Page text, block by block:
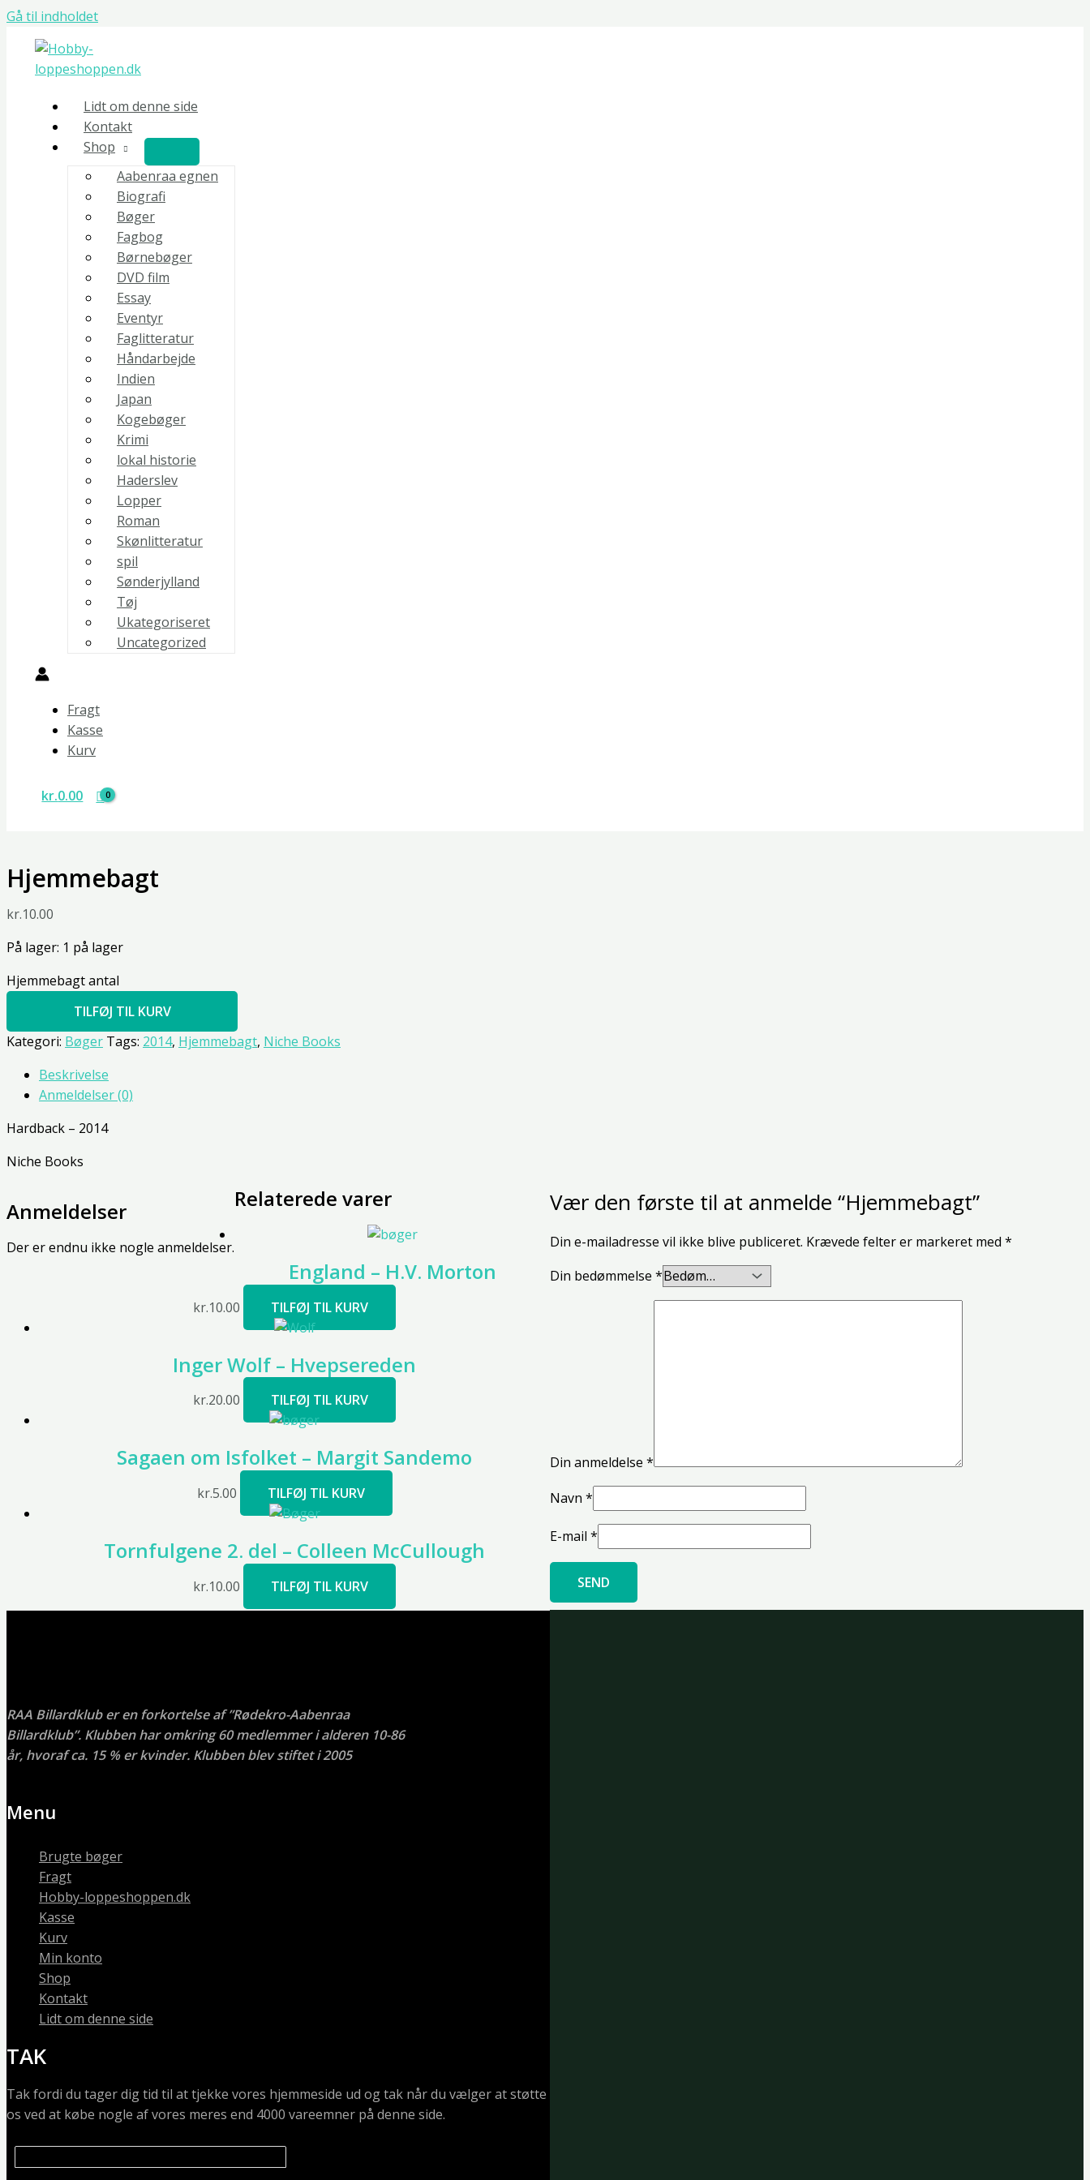
Gå til indholdet
Lidt om denne side
Kontakt
Shop
Aabenraa egnen
Biografi
Bøger
Fagbog
Børnebøger
DVD film
Essay
Eventyr
Faglitteratur
Håndarbejde
Indien
Japan
Kogebøger
Krimi
lokal historie
Haderslev
Lopper
Roman
Skønlitteratur
spil
Sønderjylland
Tøj
Ukategoriseret
Uncategorized
Fragt
Kasse
Kurv
kr.0.00
Hjemmebagt
kr.10.00
På lager: 1 på lager
Hjemmebagt antal
TILFØJ TIL KURV
Kategori: Bøger Tags: 2014, Hjemmebagt, Niche Books
Beskrivelse
Anmeldelser (0)
Hardback – 2014
Niche Books
Anmeldelser
Der er endnu ikke nogle anmeldelser.
Vær den første til at anmelde “Hjemmebagt”
Din e-mailadresse vil ikke blive publiceret. Krævede felter er markeret med *
Din bedømmelse *
Din anmeldelse *
Navn *
E-mail *
Relaterede varer
England – H.V. Morton
kr.10.00 TILFØJ TIL KURV
Inger Wolf – Hvepsereden
kr.20.00 TILFØJ TIL KURV
Sagaen om Isfolket – Margit Sandemo
kr.5.00 TILFØJ TIL KURV
Tornfulgene 2. del – Colleen McCullough
kr.10.00 TILFØJ TIL KURV
RAA Billardklub er en forkortelse af ”Rødekro-Aabenraa
Billardklub”. Klubben har omkring 60 medlemmer i alderen 10-86
år, hvoraf ca. 15 % er kvinder. Klubben blev stiftet i 2005
Menu
Brugte bøger
Fragt
Hobby-loppeshoppen.dk
Kasse
Kurv
Min konto
Shop
Kontakt
Lidt om denne side
TAK
Tak fordi du tager dig tid til at tjekke vores hjemmeside ud og tak når du vælger at støtte
os ved at købe nogle af vores meres end 4000 vareemner på denne side.